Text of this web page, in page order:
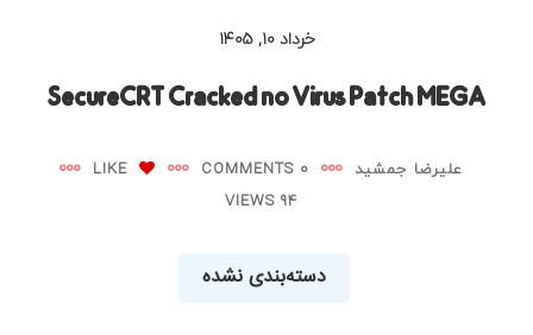
خرداد ۱۰, ۱۴۰۵
SecureCRT Cracked no Virus Patch MEGA
علیرضا جمشید 0 COMMENTS
LIKE
94 VIEWS
دسته‌بندی نشده